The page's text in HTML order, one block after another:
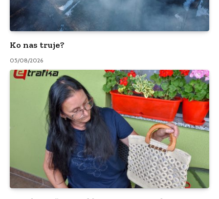
Ko nas truje?
05/08/2026